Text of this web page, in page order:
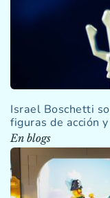
Israel Boschetti
figuras de acción y
En blogs